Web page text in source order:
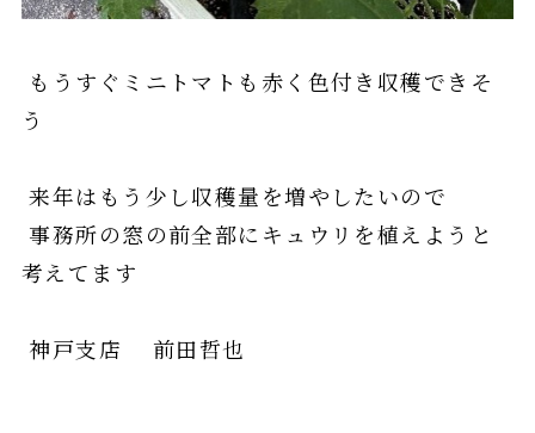
もうすぐミニトマトも赤く色付き収穫できそ
う
来年はもう少し収穫量を増やしたいので
事務所の窓の前全部にキュウリを植えようと
考えてます
神戸支店 前田哲也